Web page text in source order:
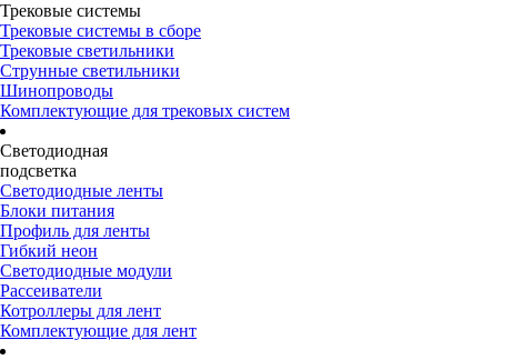
Трековые системы
Трековые системы в сборе
Трековые светильники
Струнные светильники
Шинопроводы
Комплектующие для трековых систем
Светодиодная
подсветка
Светодиодные ленты
Блоки питания
Профиль для ленты
Гибкий неон
Светодиодные модули
Рассеиватели
Котроллеры для лент
Комплектующие для лент